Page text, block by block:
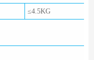
≤4.5KG